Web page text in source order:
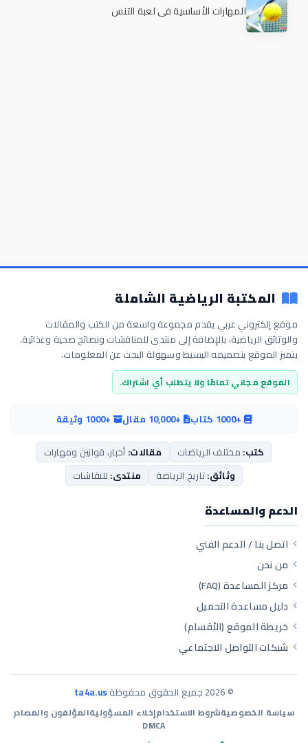
المهارات الأساسية في لعبة التنس
المكتبة الرياضية الشاملة
موقع إلكتروني عربي يقدم مجموعة واسعة من الكتب والمقالات
والوثائق الرياضية، بالإضافة إلى منتدى للمناقشات ونصائح صحية وغذائية.
يتميز الموقع بتصميمه البسيط وسهولة البحث عن المعلومات.
الموقع مجاني تمامًا ولا يتطلب أي اشتراك.
+1000 كتاب +10,000 مقال
+1000 وثيقة
كتب: مختلف الرياضات مقالات: أخبار، قوانين ومهارات
وثائق:تاريخ الرياضة منتدى: للنقاشات
الدعم والمساعدة
اتصل بنا / الدعم الفني
من نحن
مركز المساعدة (FAQ)
دليل مساعدة التحميل
خريطة الموقع (الأقسام)
شبكات التواصل الاجتماعي
©
2026 جميع الحقوق محفوظةta4a.us
سياسة الخصوصيةشروط الاستخدامإخلاء المسؤوليةالمؤلفون والمصادر
DMCA